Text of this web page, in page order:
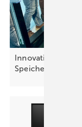
Innovation
Speicher und